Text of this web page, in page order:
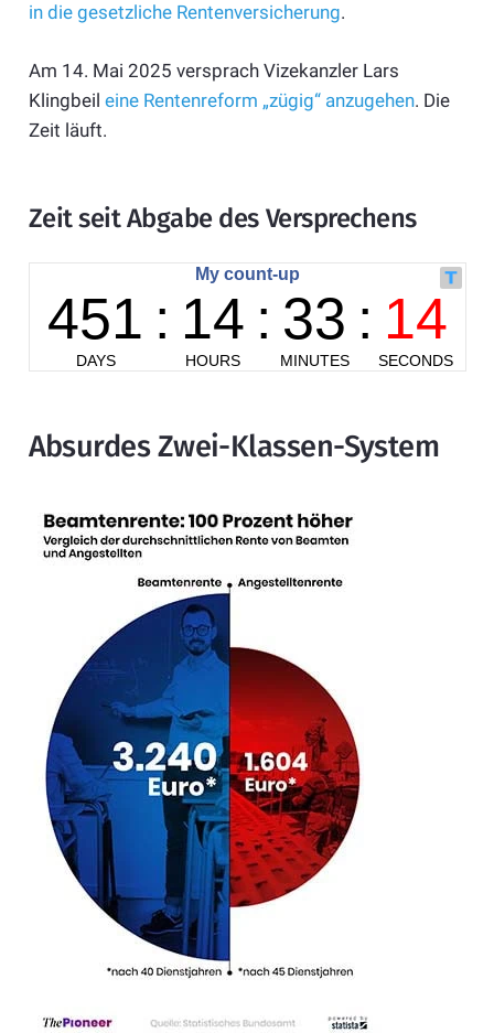
in die gesetzliche Rentenversicherung.
Am 14. Mai 2025 versprach Vizekanzler Lars
Klingbeil eine Rentenreform „zügig“ anzugehen. Die
Zeit läuft.
Zeit seit Abgabe des Versprechens
Absurdes Zwei-Klassen-System